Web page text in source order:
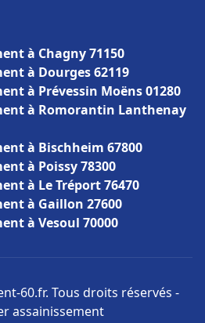
à Chagny 71150
à Dourges 62119
à Prévessin Moëns 01280
à Romorantin Lanthenay
à Bischheim 67800
à Poissy 78300
à Le Tréport 76470
à Gaillon 27600
à Vesoul 70000
60.fr. Tous droits réservés -
assainissement